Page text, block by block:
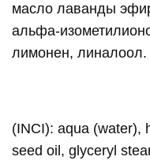
масло лаванды
альфа-
лимонен, линалоол.
(INCI): aqua (water),
seed oil, glyceryl